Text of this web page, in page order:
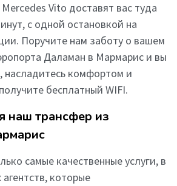
Vito доставят вас туда
с одной остановкой на
Поручите нам заботу о вашем
Даламан в Мармарис и вы
насладитесь комфортом и
бесплатный WIFI.
наш трансфер из
самые качественные услуги, в
которые